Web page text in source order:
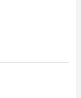
气净化器
0.1微米的颗粒
等，同时超低阻
保使用寿命更
针对大分子有机